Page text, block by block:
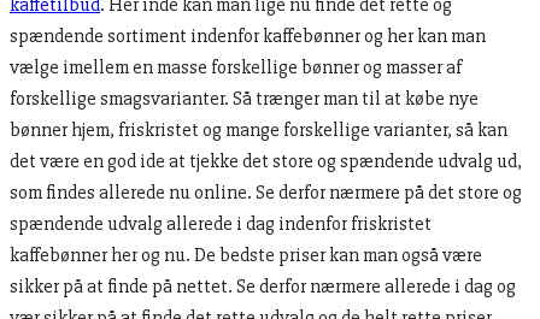
kaffetilbud. Her inde kan man lige nu finde det rette og
spændende sortiment indenfor kaffebønner og her kan man
vælge imellem en masse forskellige bønner og masser af
forskellige smagsvarianter. Så trænger man til at købe nye
bønner hjem, friskristet og mange forskellige varianter, så kan
det være en god ide at tjekke det store og spændende udvalg ud,
som findes allerede nu online. Se derfor nærmere på det store og
spændende udvalg allerede i dag indenfor friskristet
kaffebønner her og nu. De bedste priser kan man også være
sikker på at finde på nettet. Se derfor nærmere allerede i dag og